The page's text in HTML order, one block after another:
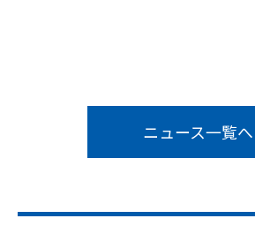
ニュース一覧へ